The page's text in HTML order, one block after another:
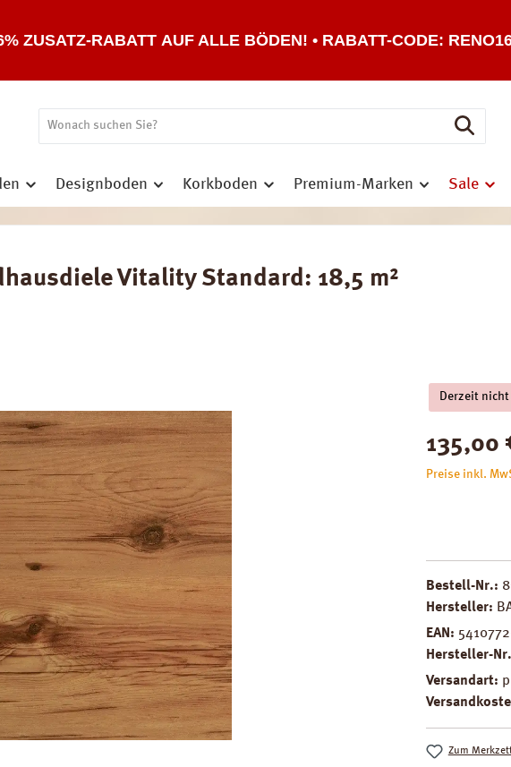
ZUSATZ-RABATT AUF ALLE BÖDEN! • RABATT-CODE:
Designboden Korkboden Premium-Marken Sale
Vitality Standard: 18,5 m²
Derzeit nicht
Regulärer
135,00
Preise inkl.
Bestell-Nr.:
Hersteller:
EAN:
Hersteller-
Versandart:
Zum